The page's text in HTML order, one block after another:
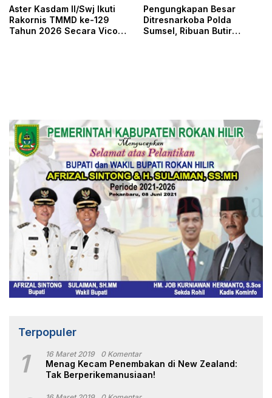
Aster Kasdam II/Swj Ikuti
Rakornis TMMD ke-129
Tahun 2026 Secara Vicon
Pengungkapan Besar
Ditresnarkoba Polda
Sumsel, Ribuan Butir
Terpopuler
1 16 Maret 2019 0 Komentar
Menag Kecam Penembakan di New Zealand:
Tak Berperikemanusiaan!